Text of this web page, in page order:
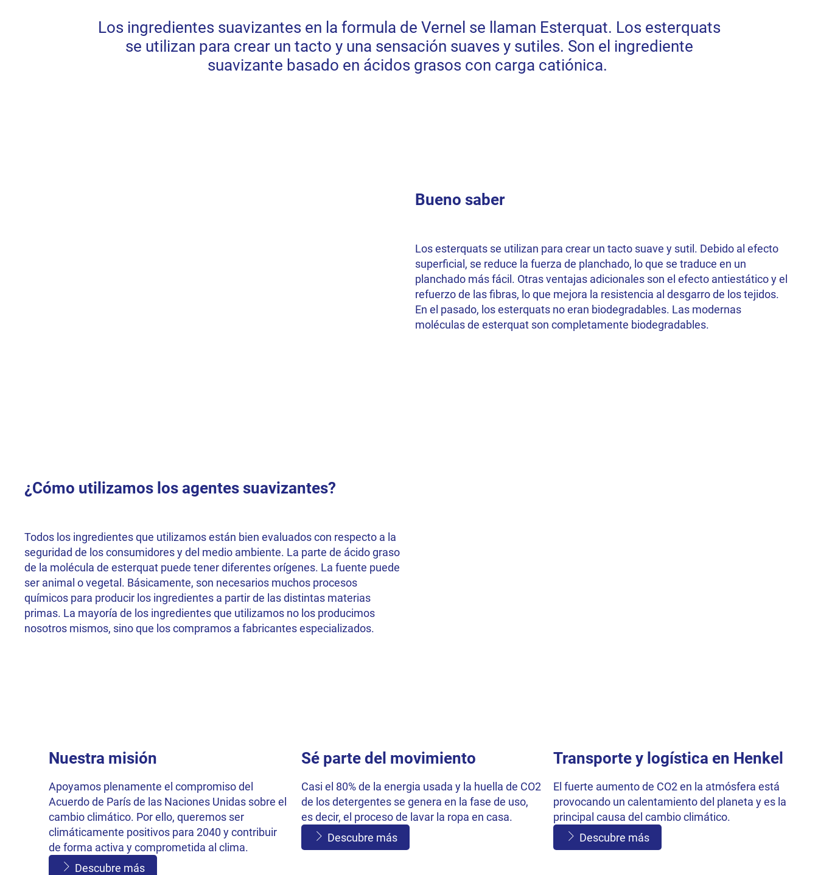
Los ingredientes suavizantes en la formula de Vernel se llaman Esterquat. Los esterquats
se utilizan para crear un tacto y una sensación suaves y sutiles. Son el ingrediente
suavizante basado en ácidos grasos con carga catiónica.
Bueno saber
Los esterquats se utilizan para crear un tacto suave y sutil. Debido al efecto
superficial, se reduce la fuerza de planchado, lo que se traduce en un
planchado más fácil. Otras ventajas adicionales son el efecto antiestático y el
refuerzo de las fibras, lo que mejora la resistencia al desgarro de los tejidos.
En el pasado, los esterquats no eran biodegradables. Las modernas
moléculas de esterquat son completamente biodegradables.
¿Cómo utilizamos los agentes suavizantes?
Todos los ingredientes que utilizamos están bien evaluados con respecto a la
seguridad de los consumidores y del medio ambiente. La parte de ácido graso
de la molécula de esterquat puede tener diferentes orígenes. La fuente puede
ser animal o vegetal. Básicamente, son necesarios muchos procesos
químicos para producir los ingredientes a partir de las distintas materias
primas. La mayoría de los ingredientes que utilizamos no los producimos
nosotros mismos, sino que los compramos a fabricantes especializados.
Nuestra misión
Apoyamos plenamente el compromiso del
Acuerdo de París de las Naciones Unidas sobre el
cambio climático. Por ello, queremos ser
climáticamente positivos para 2040 y contribuir
de forma activa y comprometida al clima.
Descubre más
Sé parte del movimiento
Casi el 80% de la energia usada y la huella de CO2
de los detergentes se genera en la fase de uso,
es decir, el proceso de lavar la ropa en casa.
Descubre más
Transporte y logística en Henkel
El fuerte aumento de CO2 en la atmósfera está
provocando un calentamiento del planeta y es la
principal causa del cambio climático.
Descubre más